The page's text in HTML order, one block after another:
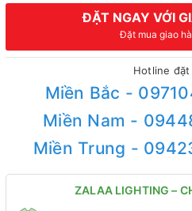
ĐẶT NGAY VỚI
Đặt mua giao
Hotline đặt
Miền Bắc -
Miền Nam -
Miền Trung -
ZALAA LIGHTING –